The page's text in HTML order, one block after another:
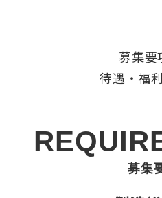
募集要
待遇・福
募集